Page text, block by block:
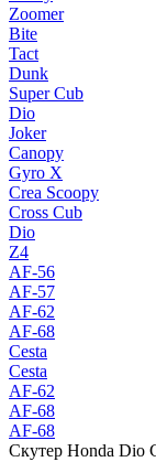
Zoomer
Bite
Tact
Dunk
Super Cub
Dio
Joker
Canopy
Gyro X
Crea Scoopy
Cross Cub
Dio
Z4
AF-56
AF-57
AF-62
AF-68
Cesta
Cesta
AF-62
AF-68
AF-68
Скутер Honda Dio